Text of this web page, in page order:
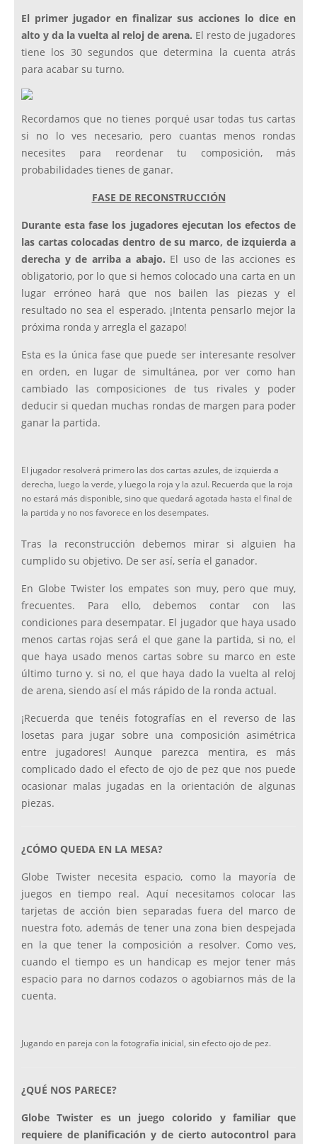
El primer jugador en finalizar sus acciones lo dice en
alto y da la vuelta al reloj de arena. El resto de jugadores
tiene los 30 segundos que determina la cuenta atrás
para acabar su turno.
Recordamos que no tienes porqué usar todas tus cartas
si no lo ves necesario, pero cuantas menos rondas
necesites para reordenar tu composición, más
probabilidades tienes de ganar.
FASE DE RECONSTRUCCIÓN
Durante esta fase los jugadores ejecutan los efectos de
las cartas colocadas dentro de su marco, de izquierda a
derecha y de arriba a abajo. El uso de las acciones es
obligatorio, por lo que si hemos colocado una carta en un
lugar erróneo hará que nos bailen las piezas y el
resultado no sea el esperado. ¡Intenta pensarlo mejor la
próxima ronda y arregla el gazapo!
Esta es la única fase que puede ser interesante resolver
en orden, en lugar de simultánea, por ver como han
cambiado las composiciones de tus rivales y poder
deducir si quedan muchas rondas de margen para poder
ganar la partida.
El jugador resolverá primero las dos cartas azules, de izquierda a
derecha, luego la verde, y luego la roja y la azul. Recuerda que la roja
no estará más disponible, sino que quedará agotada hasta el final de
la partida y no nos favorece en los desempates.
Tras la reconstrucción debemos mirar si alguien ha
cumplido su objetivo. De ser así, sería el ganador.
En Globe Twister los empates son muy, pero que muy,
frecuentes. Para ello, debemos contar con las
condiciones para desempatar. El jugador que haya usado
menos cartas rojas será el que gane la partida, si no, el
que haya usado menos cartas sobre su marco en este
último turno y. si no, el que haya dado la vuelta al reloj
de arena, siendo así el más rápido de la ronda actual.
¡Recuerda que tenéis fotografías en el reverso de las
losetas para jugar sobre una composición asimétrica
entre jugadores! Aunque parezca mentira, es más
complicado dado el efecto de ojo de pez que nos puede
ocasionar malas jugadas en la orientación de algunas
piezas.
¿CÓMO QUEDA EN LA MESA?
Globe Twister necesita espacio, como la mayoría de
juegos en tiempo real. Aquí necesitamos colocar las
tarjetas de acción bien separadas fuera del marco de
nuestra foto, además de tener una zona bien despejada
en la que tener la composición a resolver. Como ves,
cuando el tiempo es un handicap es mejor tener más
espacio para no darnos codazos o agobiarnos más de la
cuenta.
Jugando en pareja con la fotografía inicial, sin efecto ojo de pez.
¿QUÉ NOS PARECE?
Globe Twister es un juego colorido y familiar que
requiere de planificación y de cierto autocontrol para